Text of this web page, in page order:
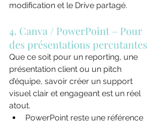
modification et le Drive partagé.
4. Canva / PowerPoint – Pour
des présentations percutantes
Que ce soit pour un reporting, une
présentation client ou un pitch
d’équipe, savoir créer un support
visuel clair et engageant est un réel
atout.
PowerPoint reste une référence